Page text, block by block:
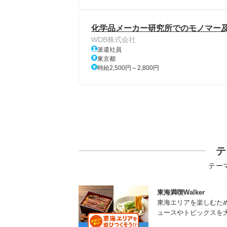
化学品メーカー研究所でのモノマー
WDB株式会社
派遣社員
東京都
時給2,500円～2,800円
テー
東海満喫Walker
東海エリアを楽しむた
ュースやトピックスを